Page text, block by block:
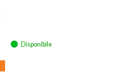
Disponibile